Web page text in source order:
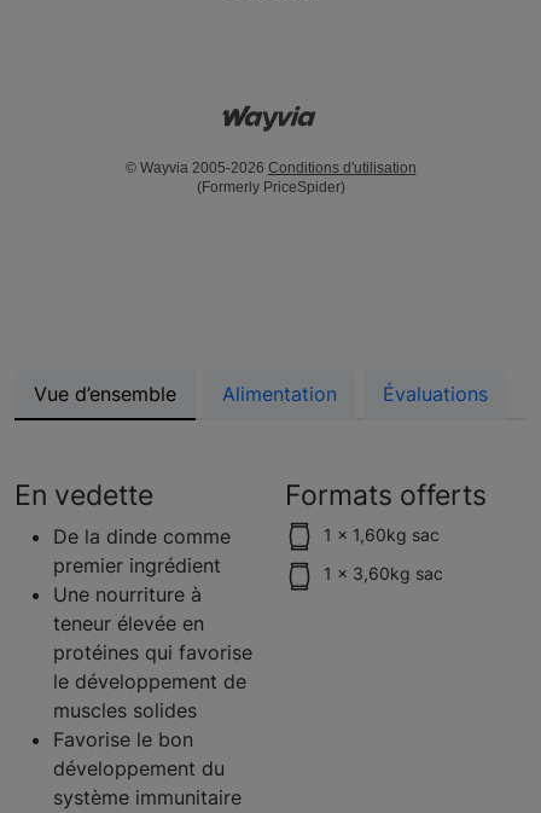
© Wayvia 2005-2026 Conditions d'utilisation
(Formerly PriceSpider)
Vue d’ensemble Alimentation Évaluations
En vedette
De la dinde comme
premier ingrédient
Une nourriture à
teneur élevée en
protéines qui favorise
le développement de
muscles solides
Favorise le bon
développement du
système immunitaire
Formats offerts
1 x 1,60kg sac
1 x 3,60kg sac